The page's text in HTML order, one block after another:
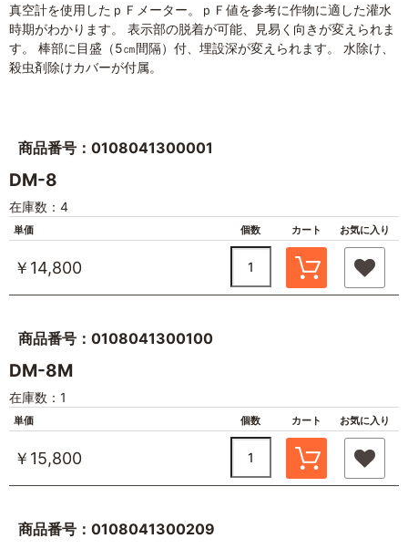
真空計を使用したｐＦメーター。ｐＦ値を参考に作物に適した灌水
時期がわかります。 表示部の脱着が可能、見易く向きが変えられま
す。 棒部に目盛（5㎝間隔）付、埋設深が変えられます。 水除け、
殺虫剤除けカバーが付属。
商品番号：0108041300001
DM-8
在庫数：4
単価 個数 カート お気に入り
￥14,800
商品番号：0108041300100
DM-8M
在庫数：1
単価 個数 カート お気に入り
￥15,800
商品番号：0108041300209